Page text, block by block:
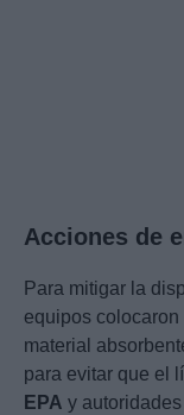
Acciones de
Para mitigar la
equipos
material
para evitar que el
EPA y